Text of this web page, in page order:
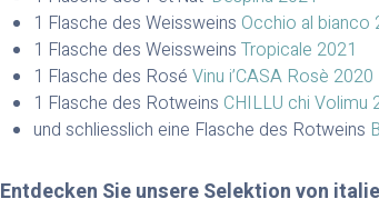
1 Flasche des Weissweins Occhio al bianco
1 Flasche des Weissweins Tropicale 2021
1 Flasche des Rosé Vinu i’CASA Rosè 2020
1 Flasche des Rotweins CHILLU chi Volimu
und schliesslich eine Flasche des Rotweins
Entdecken Sie unsere Selektion von